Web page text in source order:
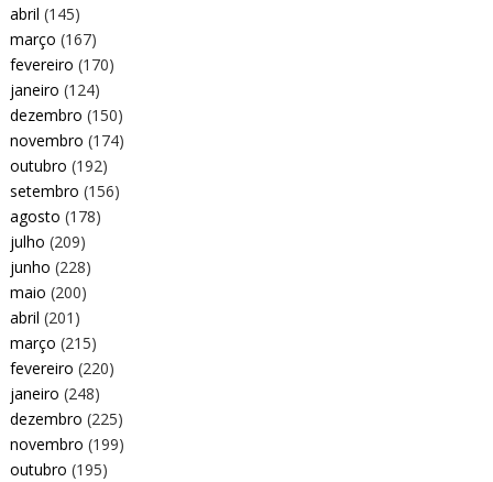
abril (145)
março (167)
fevereiro (170)
janeiro (124)
dezembro (150)
novembro (174)
outubro (192)
setembro (156)
agosto (178)
julho (209)
junho (228)
maio (200)
abril (201)
março (215)
fevereiro (220)
janeiro (248)
dezembro (225)
novembro (199)
outubro (195)